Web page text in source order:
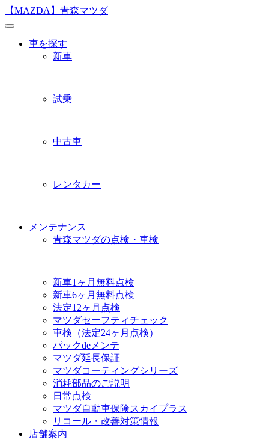
Skip
content
【MAZDA】青森マツダ
車を探す
新車
試乗
中古車
レンタカー
メンテナンス
青森マツダの点検・車検
新車1ヶ月無料点検
新車6ヶ月無料点検
法定12ヶ月点検
マツダセーフティチェック
車検（法定24ヶ月点検）
パックdeメンテ
マツダ延長保証
マツダコーティングシリーズ
消耗部品のご説明
日常点検
マツダ自動車保険スカイプラス
リコール・改善対策情報
店舗案内